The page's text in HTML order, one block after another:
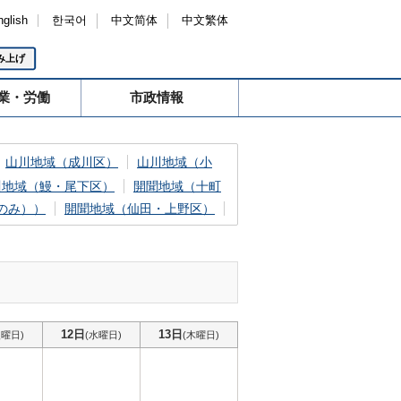
한국어 中文简体 中文繁体
上げ
・労働 市政情報
山川地域（成川区）
山川地域（小
域（鰻・尾下区）
開聞地域（十町
）） 開聞地域（仙田・上野区）
日) 12日 (水曜日) 13日 (木曜日)